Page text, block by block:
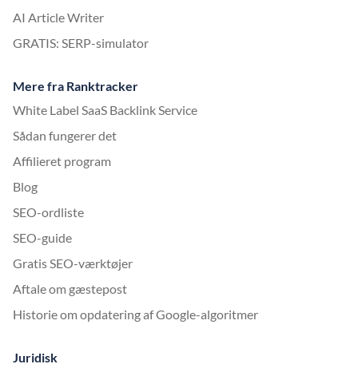
AI Article Writer
GRATIS: SERP-simulator
Mere fra Ranktracker
White Label SaaS Backlink Service
Sådan fungerer det
Affilieret program
Blog
SEO-ordliste
SEO-guide
Gratis SEO-værktøjer
Aftale om gæstepost
Historie om opdatering af Google-algoritmer
Juridisk